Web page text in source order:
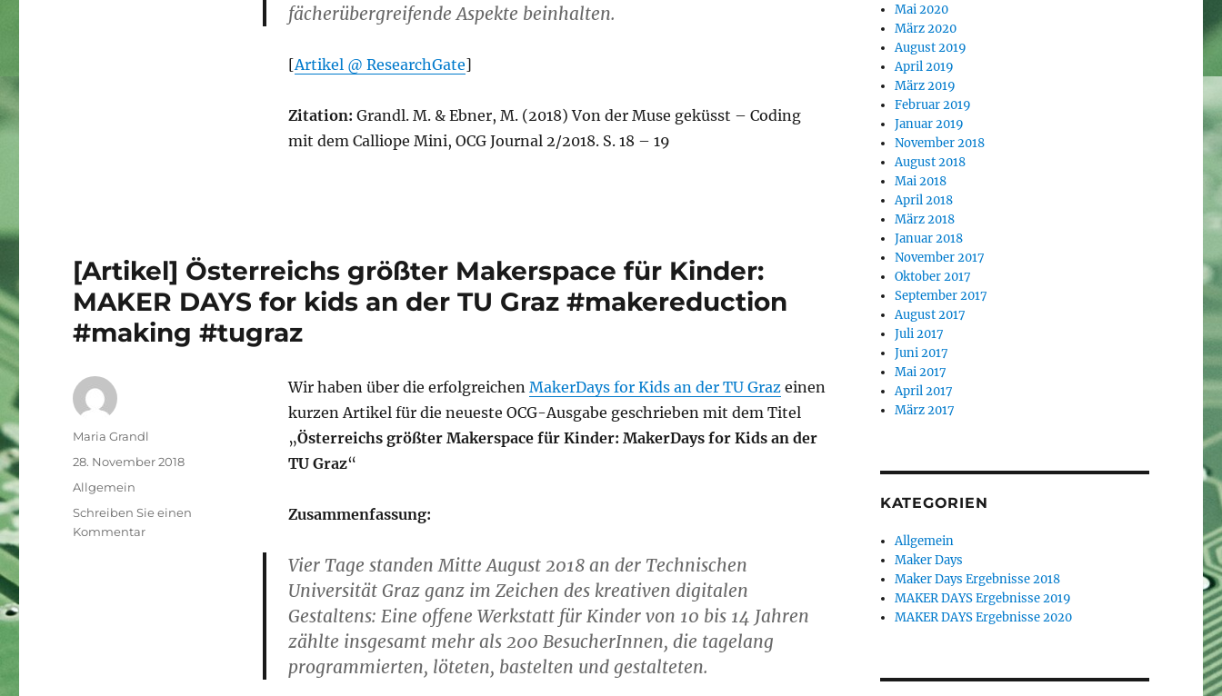
fächerübergreifende Aspekte beinhalten.
[Artikel @ ResearchGate]
Zitation: Grandl. M. & Ebner, M. (2018) Von der Muse geküsst – Coding
mit dem Calliope Mini, OCG Journal 2/2018. S. 18 – 19
[Artikel] Österreichs größter Makerspace für Kinder:
MAKER DAYS for kids an der TU Graz #makereduction
#making #tugraz
Wir haben über die erfolgreichen MakerDays for Kids an der TU Grazeinen
kurzen Artikel für die neueste OCG-Ausgabe geschrieben mit dem Titel
„Österreichs größter Makerspace für Kinder: MakerDays for Kids an der
TU Graz“
Zusammenfassung:
Vier Tage standen Mitte August 2018 an der Technischen
Universität Graz ganz im Zeichen des kreativen digitalen
Gestaltens: Eine offene Werkstatt für Kinder von 10 bis 14 Jahren
zählte insgesamt mehr als 200 BesucherInnen, die tagelang
programmierten, löteten, bastelten und gestalteten.
Autor
Maria Grandl
Veröffentlicht
am
28. November 2018
Kategorien
Allgemein
Schreiben Sie einen
Kommentarzu
Mai 2020
März 2020
August 2019
April 2019
März 2019
Februar 2019
Januar 2019
November 2018
August 2018
Mai 2018
April 2018
März 2018
Januar 2018
November 2017
Oktober 2017
September 2017
August 2017
Juli 2017
Juni 2017
Mai 2017
April 2017
März 2017
KATEGORIEN
Allgemein
Maker Days
Maker Days Ergebnisse 2018
MAKER DAYS Ergebnisse 2019
MAKER DAYS Ergebnisse 2020